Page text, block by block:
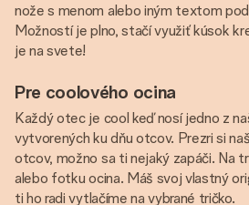
nože s menom alebo iným textom
Možností je plno, stačí využiť kúsok
je na svete!
Pre coolového ocina
Každý otec je cool keď nosí jedno z
vytvorených ku dňu otcov. Prezri si
otcov, možno sa ti nejaký zapáči. Na
alebo fotku ocina. Máš svoj vlastný
ti ho radi vytlačíme na vybrané tričko.